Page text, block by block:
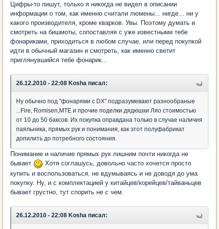
Цифры-то пишут, только я никогда не видел в описании
информации о том, как именно считали люмены... нигде... ни у
какого производителя, кроме кварков. Увы. Поэтому думать и
смотреть на бишмоты, сопоставляя с уже известными тебе
фонариками, приходиться в любом случае, или перед покупкой
идти в обычный магазин и смотреть, как именно светит
приглянувшийся тебе фонарик...
26.12.2010 - 22:08 Kosha писал:
Ну обычно под "фонарями с DX" подразумевают разнообраные
...Fire, Romisen,MTE и прочие поделки дядюшки Ляо стоимостью
от 10 до 50 баксов. Их покупка оправдана только в случае наличия
паяльника, прямых рук и понимания, как этот полуфабрикат
допилить до потребного состояния.
Понимание и наличие прямых рук лишним почти никогда не
бывает
Хотя соглашусь, довольно часто хочется просто
купить и воспользоваться, не вдумываясь и не доводя до ума
покупку. Ну, и с комплектацией у китайцев/корейцев/тайваньцев
бывает грустно, тут спорить не с чем.
26.12.2010 - 22:08 Kosha писал: